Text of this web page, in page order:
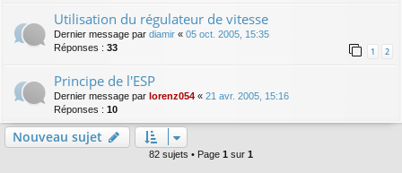
Utilisation du régulateur de vitesse
Dernier message par diamir « 05 oct. 2005, 15:35
Réponses : 33 1 2
Principe de l'ESP
Dernier message par lorenz054 « 21 avr. 2005, 15:16
Réponses : 10
Nouveau sujet
82 sujets • Page 1 sur 1